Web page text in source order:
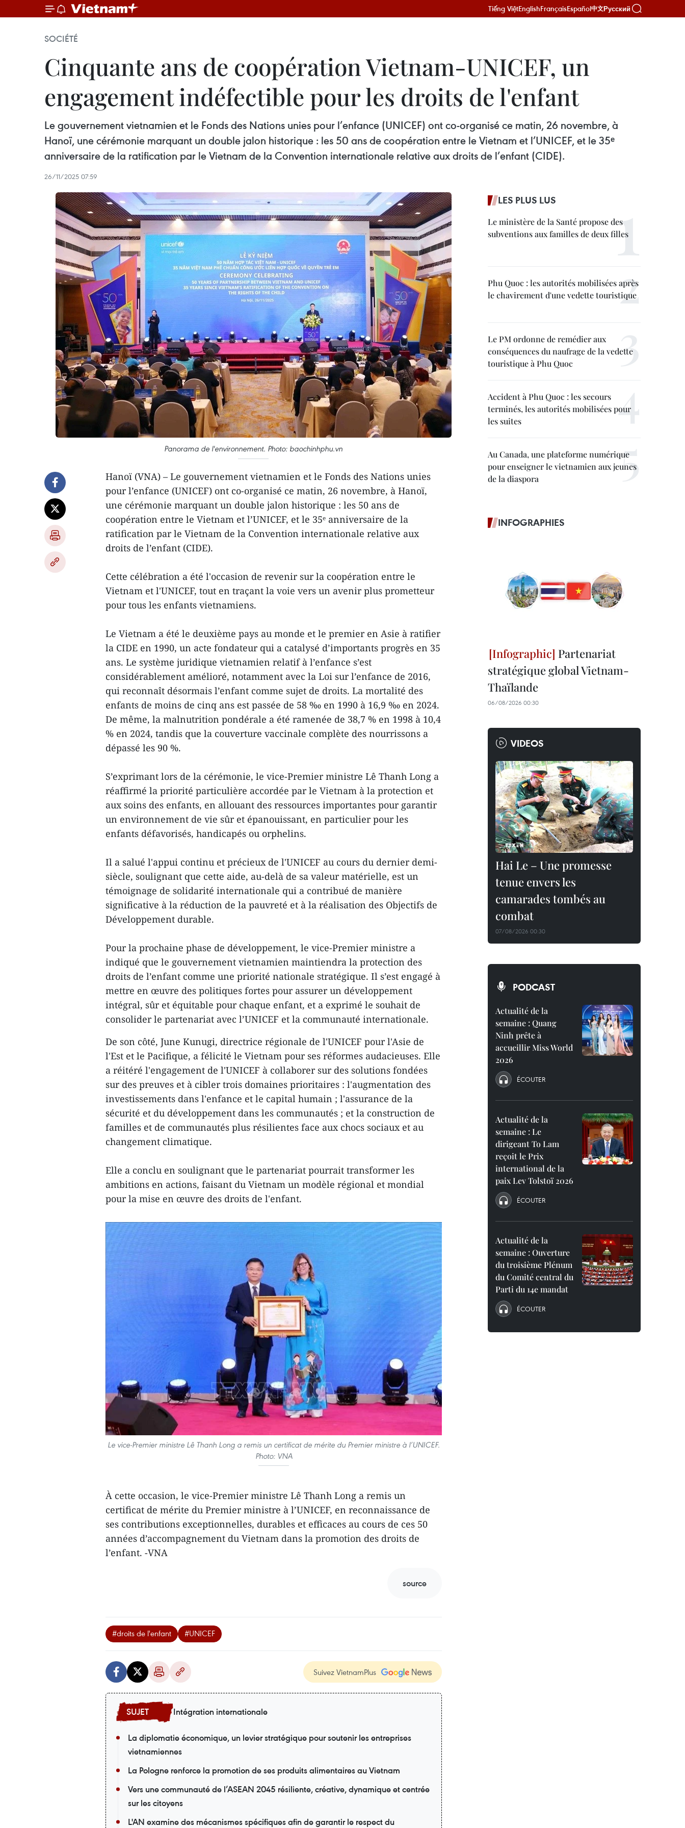
Tiếng ViệtEnglishFrançaisEspañol中文Русский
SOCIÉTÉ
Cinquante ans de coopération Vietnam-UNICEF, un
engagement indéfectible pour les droits de l'enfant
Le gouvernement vietnamien et le Fonds des Nations unies pour l’enfance (UNICEF) ont co-organisé ce matin, 26 novembre, à
Hanoï, une cérémonie marquant un double jalon historique : les 50 ans de coopération entre le Vietnam et l’UNICEF, et le 35ᵉ
anniversaire de la ratification par le Vietnam de la Convention internationale relative aux droits de l’enfant (CIDE).
26/11/2025 07:59
Panorama de l'environnement. Photo: baochinhphu.vn
Hanoï (VNA) – Le gouvernement vietnamien et le Fonds des Nations unies
pour l’enfance (UNICEF) ont co-organisé ce matin, 26 novembre, à Hanoï,
une cérémonie marquant un double jalon historique : les 50 ans de
coopération entre le Vietnam et l’UNICEF, et le 35ᵉ anniversaire de la
ratification par le Vietnam de la Convention internationale relative aux
droits de l’enfant (CIDE).
Cette célébration a été l'occasion de revenir sur la coopération entre le
Vietnam et l'UNICEF, tout en traçant la voie vers un avenir plus prometteur
pour tous les enfants vietnamiens.
Le Vietnam a été le deuxième pays au monde et le premier en Asie à ratifier
la CIDE en 1990, un acte fondateur qui a catalysé d’importants progrès en 35
ans. Le système juridique vietnamien relatif à l’enfance s’est
considérablement amélioré, notamment avec la Loi sur l’enfance de 2016,
qui reconnaît désormais l’enfant comme sujet de droits. La mortalité des
enfants de moins de cinq ans est passée de 58 ‰ en 1990 à 16,9 ‰ en 2024.
De même, la malnutrition pondérale a été ramenée de 38,7 % en 1998 à 10,4
% en 2024, tandis que la couverture vaccinale complète des nourrissons a
dépassé les 90 %.
S’exprimant lors de la cérémonie, le vice-Premier ministre Lê Thanh Long a
réaffirmé la priorité particulière accordée par le Vietnam à la protection et
aux soins des enfants, en allouant des ressources importantes pour garantir
un environnement de vie sûr et épanouissant, en particulier pour les
enfants défavorisés, handicapés ou orphelins.
Il a salué l'appui continu et précieux de l'UNICEF au cours du dernier demi-
siècle, soulignant que cette aide, au-delà de sa valeur matérielle, est un
témoignage de solidarité internationale qui a contribué de manière
significative à la réduction de la pauvreté et à la réalisation des Objectifs de
Développement durable.
Pour la prochaine phase de développement, le vice-Premier ministre a
indiqué que le gouvernement vietnamien maintiendra la protection des
droits de l’enfant comme une priorité nationale stratégique. Il s’est engagé à
mettre en œuvre des politiques fortes pour assurer un développement
intégral, sûr et équitable pour chaque enfant, et a exprimé le souhait de
consolider le partenariat avec l’UNICEF et la communauté internationale.
De son côté, June Kunugi, directrice régionale de l'UNICEF pour l'Asie de
l'Est et le Pacifique, a félicité le Vietnam pour ses réformes audacieuses. Elle
a réitéré l'engagement de l'UNICEF à collaborer sur des solutions fondées
sur des preuves et à cibler trois domaines prioritaires : l'augmentation des
investissements dans l'enfance et le capital humain ; l'assurance de la
sécurité et du développement dans les communautés ; et la construction de
familles et de communautés plus résilientes face aux chocs sociaux et au
changement climatique.
Elle a conclu en soulignant que le partenariat pourrait transformer les
ambitions en actions, faisant du Vietnam un modèle régional et mondial
pour la mise en œuvre des droits de l'enfant.
Le vice-Premier ministre Lê Thanh Long a remis un certificat de mérite du Premier ministre à l’UNICEF.
Photo: VNA
À cette occasion, le vice-Premier ministre Lê Thanh Long a remis un
certificat de mérite du Premier ministre à l’UNICEF, en reconnaissance de
ses contributions exceptionnelles, durables et efficaces au cours de ces 50
années d’accompagnement du Vietnam dans la promotion des droits de
l’enfant. -VNA
source
#droits de l'enfant #UNICEF
Suivez VietnamPlus
Intégration internationale
La diplomatie économique, un levier stratégique pour soutenir les entreprises
vietnamiennes
La Pologne renforce la promotion de ses produits alimentaires au Vietnam
Vers une communauté de l’ASEAN 2045 résiliente, créative, dynamique et centrée
sur les citoyens
L'AN examine des mécanismes spécifiques afin de garantir le respect du
LES PLUS LUS
Le ministère de la Santé propose des
subventions aux familles de deux filles
Phu Quoc : les autorités mobilisées après
le chavirement d'une vedette touristique
Le PM ordonne de remédier aux
conséquences du naufrage de la vedette
touristique à Phu Quoc
Accident à Phu Quoc : les secours
terminés, les autorités mobilisées pour
les suites
Au Canada, une plateforme numérique
pour enseigner le vietnamien aux jeunes
de la diaspora
INFOGRAPHIES
Partenariat
stratégique global Vietnam-
Thaïlande
06/08/2026 00:30
VIDEOS
Hai Le – Une promesse
tenue envers les
camarades tombés au
combat
07/08/2026 00:30
PODCAST
Actualité de la
semaine : Quang
Ninh prête à
accueillir Miss World
2026
ÉCOUTER
Actualité de la
semaine : Le
dirigeant To Lam
reçoit le Prix
international de la
paix Lev Tolstoï 2026
ÉCOUTER
Actualité de la
semaine : Ouverture
du troisième Plénum
du Comité central du
Parti du 14e mandat
ÉCOUTER